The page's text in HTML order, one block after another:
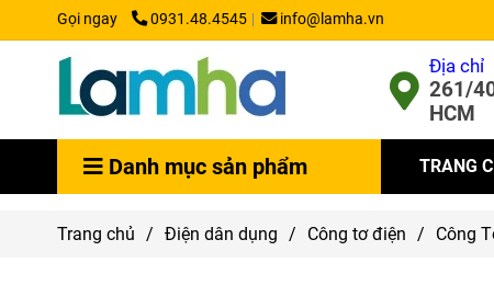
Gọi ngay 0931.48.4545 info@lamha.vn
Địa chỉ
261/
HCM
Danh mục sản phẩm TRANG
Trang chủ / Điện dân dụng / Công tơ điện / Công